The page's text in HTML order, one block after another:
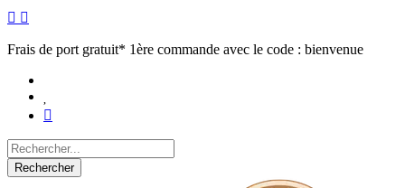
Frais de port gratuit* 1ère commande avec le code : bienvenue
Rechercher